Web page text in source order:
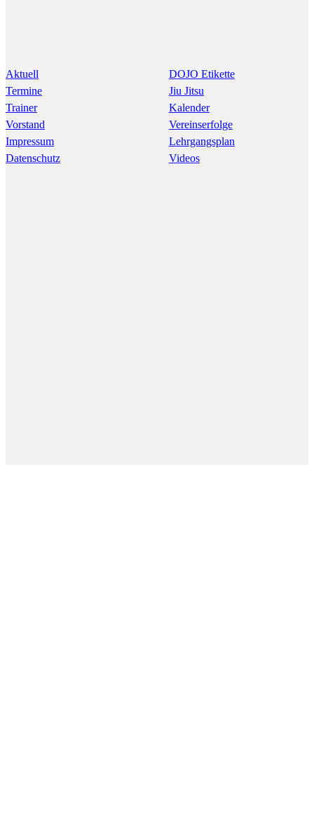
Aktuell
Termine
Trainer
Vorstand
Impressum
Datenschutz
DOJO Etikette
Jiu Jitsu
Kalender
Vereinserfolge
Lehrgangsplan
Videos